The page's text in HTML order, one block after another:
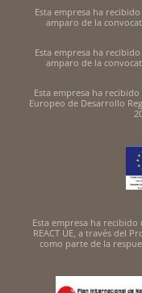
Esta empresa ha
amparo de la
Esta empresa ha
amparo de la
Esta empresa ha
Europeo de Desarrollo
Esta empresa ha
REACT UE, a través del
como parte de la